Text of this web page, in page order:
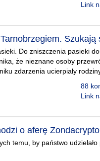
Link
Szukają
Do zniszczenia pasieki
że nieznane osoby
zdarzenia ucierpiały
88
Link
o aferę Zondacrypto
temu, by państwo